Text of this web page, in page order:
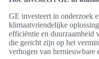
GE investeert in onderzoek
klimaatvriendelijke
efficiëntie en duurzaamheid
die gericht zijn op het
verhogen van hernieuwbare